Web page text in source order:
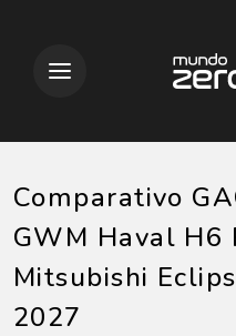
Comparativo
GWM Haval H6
Mitsubishi
2027